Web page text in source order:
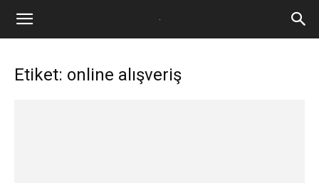
Etiket: online alışveriş